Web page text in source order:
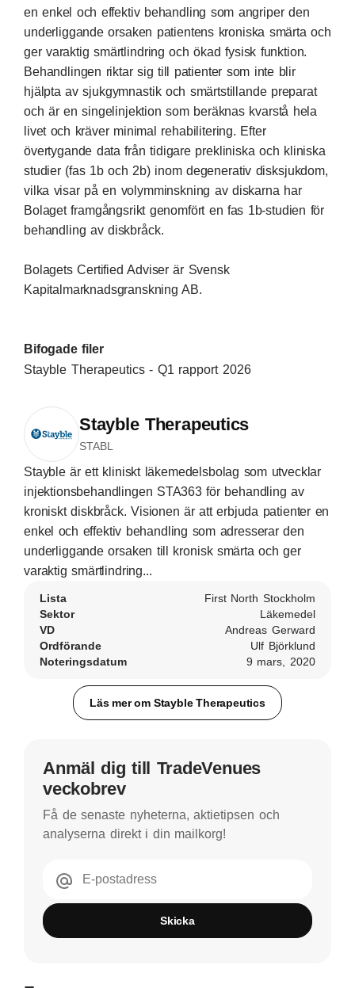
en enkel och effektiv behandling som angriper den
underliggande orsaken patientens kroniska smärta och
ger varaktig smärtlindring och ökad fysisk funktion.
Behandlingen riktar sig till patienter som inte blir
hjälpta av sjukgymnastik och smärtstillande preparat
och är en singelinjektion som beräknas kvarstå hela
livet och kräver minimal rehabilitering. Efter
övertygande data från tidigare prekliniska och kliniska
studier (fas 1b och 2b) inom degenerativ disksjukdom,
vilka visar på en volymminskning av diskarna har
Bolaget framgångsrikt genomfört en fas 1b-studien för
behandling av diskbråck.
Bolagets Certified Adviser är Svensk
Kapitalmarknadsgranskning AB.
Bifogade filer
Stayble Therapeutics - Q1 rapport 2026
Stayble Therapeutics
STABL
Stayble är ett kliniskt läkemedelsbolag som utvecklar
injektionsbehandlingen STA363 för behandling av
kroniskt diskbråck. Visionen är att erbjuda patienter en
enkel och effektiv behandling som adresserar den
underliggande orsaken till kronisk smärta och ger
varaktig smärtlindring...
Lista
First North Stockholm
Sektor
Läkemedel
VD
Andreas Gerward
Ordförande
Ulf Björklund
Noteringsdatum
9 mars, 2020
Läs mer om Stayble Therapeutics
Anmäl dig till TradeVenues
veckobrev
Få de senaste nyheterna, aktietipsen och
analyserna direkt i din mailkorg!
E-postadress
Skicka